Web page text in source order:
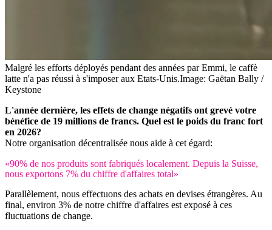
Malgré les efforts déployés pendant des années par Emmi, le caffè
latte n'a pas réussi à s'imposer aux Etats-Unis.Image: Gaëtan Bally /
Keystone
L'année dernière, les effets de change négatifs ont grevé votre
bénéfice de 19 millions de francs. Quel est le poids du franc fort
en 2026?
Notre organisation décentralisée nous aide à cet égard:
«90% de nos produits sont fabriqués localement. Depuis la Suisse,
nous exportons 7% du chiffre d'affaires total»
Parallèlement, nous effectuons des achats en devises étrangères. Au
final, environ 3% de notre chiffre d'affaires est exposé à ces
fluctuations de change.